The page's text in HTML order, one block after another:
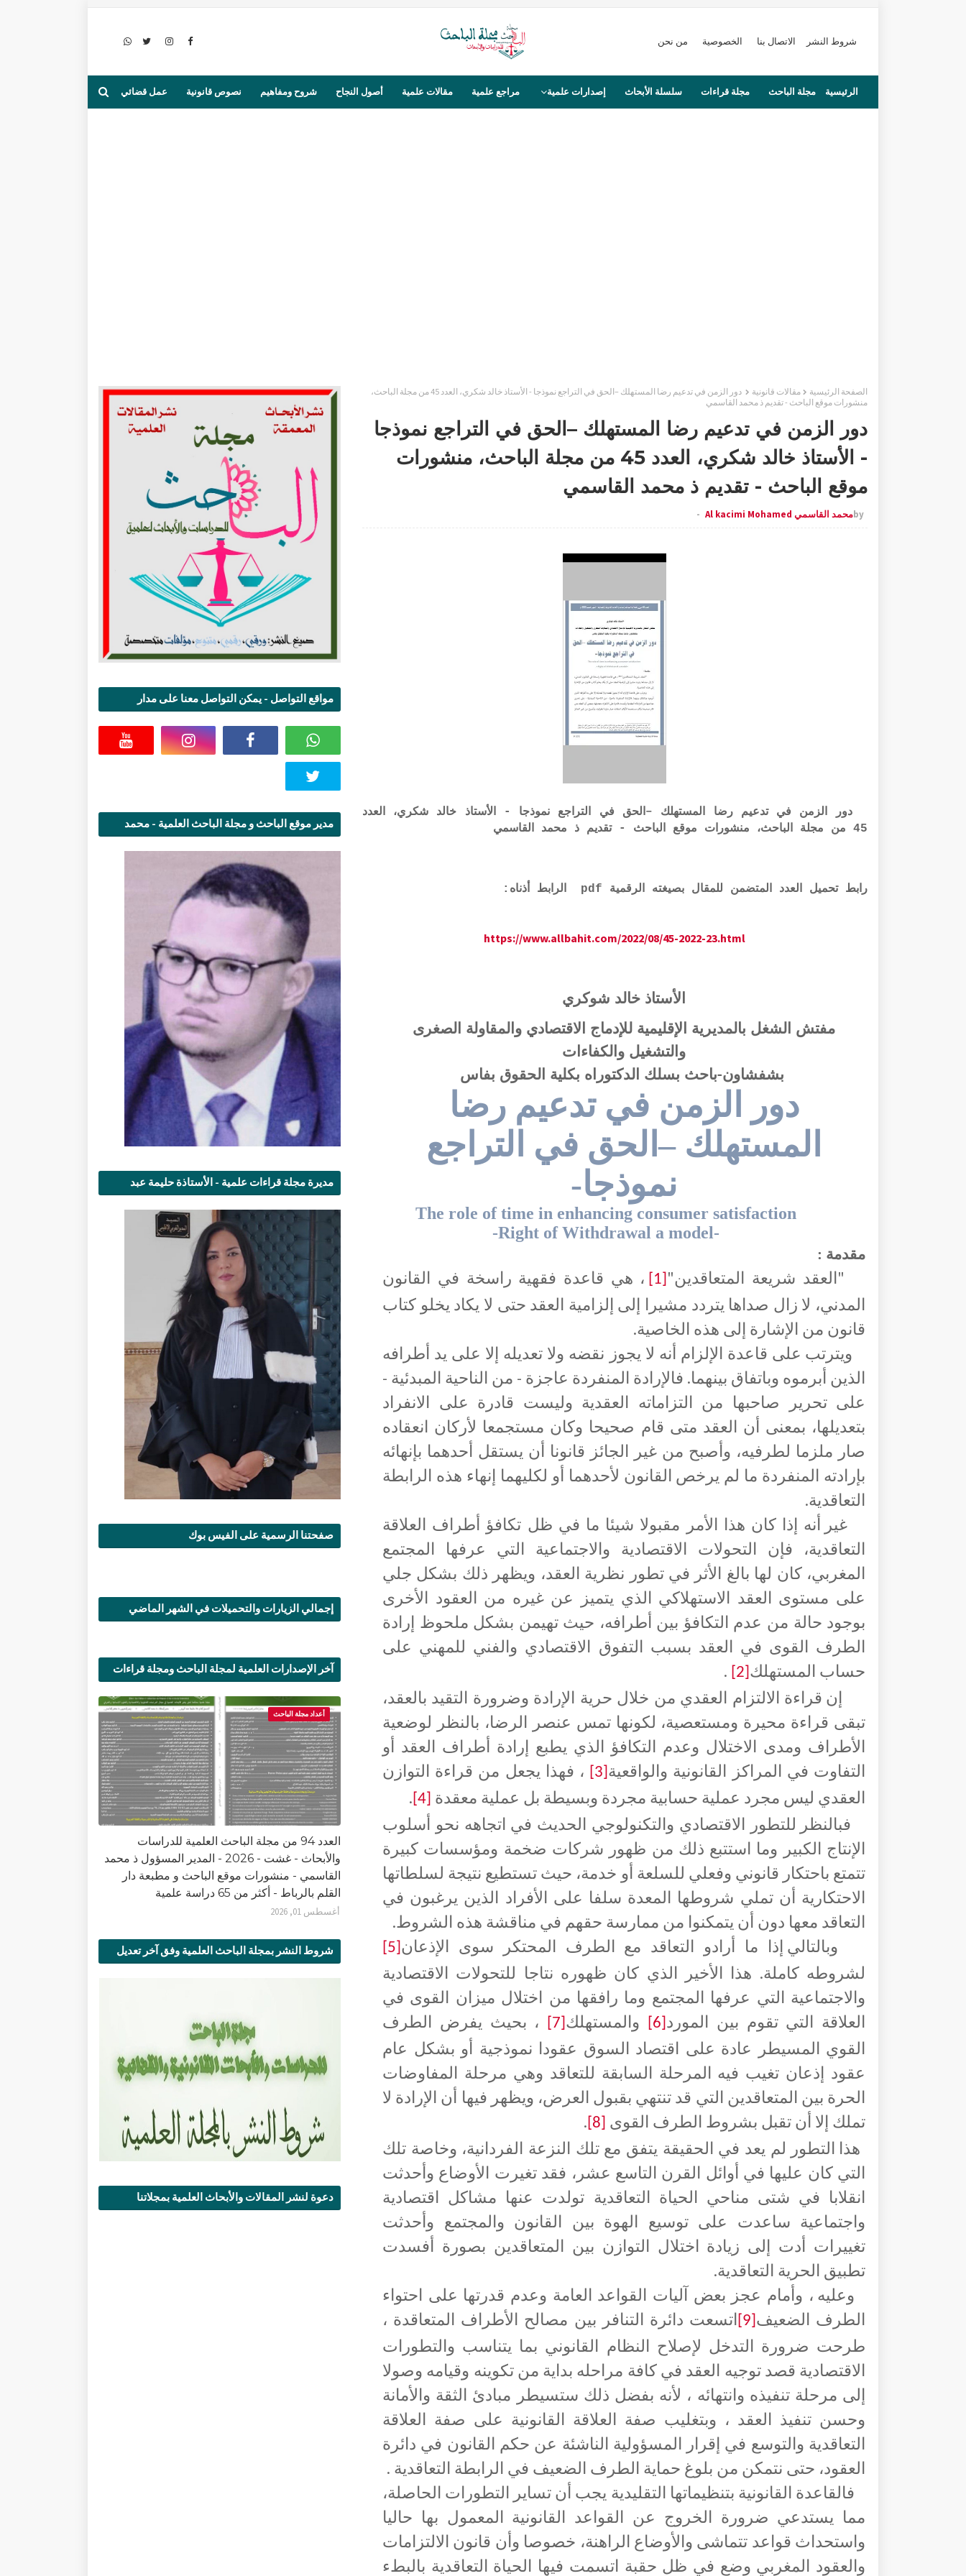
شروط النشر الاتصال بنا الخصوصية من نحن
الرئيسية مجلة الباحث مجلة قراءات سلسلة الأبحاث إصدارات علمية مراجع علمية مقالات علمية أصول النجاح شروح ومفاهيم نصوص قانونية عمل قضائي
الصفحة الرئيسية مقالات قانونية
دور الزمن في تدعيم رضا المستهلك –الحق في التراجع نموذجا - الأستاذ خالد شكري، العدد 45 من مجلة الباحث،
منشورات موقع الباحث - تقديم ذ محمد القاسمي
دور الزمن في تدعيم رضا المستهلك –الحق في التراجع نموذجا
- الأستاذ خالد شكري، العدد 45 من مجلة الباحث، منشورات
موقع الباحث - تقديم ذ محمد القاسمي
byمحمد القاسمي Al kacimi Mohamed
دور الزمن في تدعيم رضا المستهلك –الحق في التراجع نموذجا - الأستاذ خالد شكري، العدد
45 من مجلة الباحث، منشورات موقع الباحث - تقديم ذ محمد القاسمي
رابط تحميل العدد المتضمن للمقال بصيغته الرقمية pdf الرابط أذناه:
https://www.allbahit.com/2022/08/45-2022-23.html
الأستاذ خالد شوكري
مفتش الشغل بالمديرية الإقليمية للإدماج الاقتصادي والمقاولة الصغرى
والتشغيل والكفاءات
بشفشاون-باحث بسلك الدكتوراه بكلية الحقوق بفاس
دور الزمن في تدعيم رضا
المستهلك –الحق في التراجع
نموذجا-
The role of time in enhancing consumer satisfaction
-Right of Withdrawal a model-
مقدمة :
"العقد شريعة المتعاقدين" [1]
، هي قاعدة فقهية راسخة في القانون
المدني، لا زال صداها يتردد مشيرا إلى إلزامية العقد حتى لا يكاد يخلو كتاب
قانون من الإشارة إلى هذه الخاصية.
ويترتب على قاعدة الإلزام أنه لا يجوز نقضه ولا تعديله إلا على يد أطرافه
الذين أبرموه وباتفاق بينهما. فالإرادة المنفردة عاجزة - من الناحية المبدئية -
على تحرير صاحبها من التزاماته العقدية وليست قادرة على الانفراد
بتعديلها، بمعنى أن العقد متى قام صحيحا وكان مستجمعا لأركان انعقاده
صار ملزما لطرفيه، وأصبح من غير الجائز قانونا أن يستقل أحدهما بإنهائه
بإرادته المنفردة ما لم يرخص القانون لأحدهما أو لكليهما إنهاء هذه الرابطة
التعاقدية.
غير أنه إذا كان هذا الأمر مقبولا شيئا ما في ظل تكافؤ أطراف العلاقة
التعاقدية، فإن التحولات الاقتصادية والاجتماعية التي عرفها المجتمع
المغربي، كان لها بالغ الأثر في تطور نظرية العقد، ويظهر ذلك بشكل جلي
على مستوى العقد الاستهلاكي الذي يتميز عن غيره من العقود الأخرى
بوجود حالة من عدم التكافؤ بين أطرافه، حيث تهيمن بشكل ملحوظ إرادة
الطرف القوى في العقد بسبب التفوق الاقتصادي والفني للمهني على
حساب المستهلك [2]
.
إن قراءة الالتزام العقدي من خلال حرية الإرادة وضرورة التقيد بالعقد،
تبقى قراءة محيرة ومستعصية، لكونها تمس عنصر الرضا، بالنظر لوضعية
الأطراف ومدى الاختلال وعدم التكافؤ الذي يطبع إرادة أطراف العقد أو
التفاوت في المراكز القانونية والواقعية [3]
، فهذا يجعل من قراءة التوازن
العقدي ليس مجرد عملية حسابية مجردة وبسيطة بل عملية معقدة [4]
.
فبالنظر للتطور الاقتصادي والتكنولوجي الحديث في اتجاهه نحو أسلوب
الإنتاج الكبير وما استتبع ذلك من ظهور شركات ضخمة ومؤسسات كبيرة
تتمتع باحتكار قانوني وفعلي للسلعة أو خدمة، حيث تستطيع نتيجة لسلطاتها
الاحتكارية أن تملي شروطها المعدة سلفا على الأفراد الذين يرغبون في
التعاقد معها دون أن يتمكنوا من ممارسة حقهم في مناقشة هذه الشروط.
وبالتالي إذا ما أرادو التعاقد مع الطرف المحتكر سوى الإذعان [5]
لشروطه كاملة. هذا الأخير الذي كان ظهوره نتاجا للتحولات الاقتصادية
والاجتماعية التي عرفها المجتمع وما رافقها من اختلال ميزان القوى في
العلاقة التي تقوم بين المورد [6] والمستهلك [7]
، بحيث يفرض الطرف
القوي المسيطر عادة على اقتصاد السوق عقودا نموذجية أو بشكل عام
عقود إذعان تغيب فيه المرحلة السابقة للتعاقد وهي مرحلة المفاوضات
الحرة بين المتعاقدين التي قد تنتهي بقبول العرض، ويظهر فيها أن الإرادة لا
تملك إلا أن تقبل بشروط الطرف القوى
[8]
.
هذا التطور لم يعد في الحقيقة يتفق مع تلك النزعة الفردانية، وخاصة تلك
التي كان عليها في أوائل القرن التاسع عشر، فقد تغيرت الأوضاع وأحدثت
انقلابا في شتى مناحي الحياة التعاقدية تولدت عنها مشاكل اقتصادية
واجتماعية ساعدت على توسيع الهوة بين القانون والمجتمع وأحدثت
تغييرات أدت إلى زيادة اختلال التوازن بين المتعاقدين بصورة أفسدت
تطبيق الحرية التعاقدية.
وعليه ، وأمام عجز بعض آليات القواعد العامة وعدم قدرتها على احتواء
الطرف الضعيف [9] اتسعت دائرة التنافر بين مصالح الأطراف المتعاقدة ،
طرحت ضرورة التدخل لإصلاح النظام القانوني بما يتناسب والتطورات
الاقتصادية قصد توجيه العقد في كافة مراحله بداية من تكوينه وقيامه وصولا
إلى مرحلة تنفيذه وانتهائه ، لأنه بفضل ذلك ستسيطر مبادئ الثقة والأمانة
وحسن تنفيذ العقد ، وبتغليب صفة العلاقة القانونية على صفة العلاقة
التعاقدية والتوسع في إقرار المسؤولية الناشئة عن حكم القانون في دائرة
العقود، حتى نتمكن من بلوغ حماية الطرف الضعيف في الرابطة التعاقدية .
فالقاعدة القانونية بتنظيماتها التقليدية يجب أن تساير التطورات الحاصلة،
مما يستدعي ضرورة الخروج عن القواعد القانونية المعمول بها حاليا
واستحداث قواعد تتماشى والأوضاع الراهنة، خصوصا وأن قانون الالتزامات
والعقود المغربي وضع في ظل حقبة اتسمت فيها الحياة التعاقدية بالبطء
مواقع التواصل - يمكن التواصل معنا على مدار
مدير موقع الباحث و مجلة الباحث العلمية - محمد
مديرة مجلة قراءات علمية - الأستاذة حليمة عبد
صفحتنا الرسمية على الفيس بوك
إجمالي الزيارات والتحميلات في الشهر الماضي
آخر الإصدارات العلمية لمجلة الباحث ومجلة قراءات
أعداد مجلة الباحث
العدد 94 من مجلة الباحث العلمية للدراسات
والأبحاث - غشت - 2026 - المدير المسؤول ذ محمد
القاسمي - منشورات موقع الباحث و مطبعة دار
القلم بالرباط - أكثر من 65 دراسة علمية
أغسطس 01, 2026
شروط النشر بمجلة الباحث العلمية وفق آخر تعديل
دعوة لنشر المقالات والأبحاث العلمية بمجلاتنا